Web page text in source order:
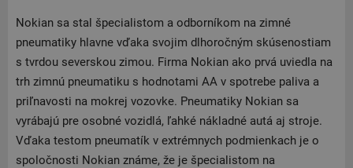
Nokian sa stal špecialistom a odborníkom na zimné
pneumatiky hlavne vďaka svojim dlhoročným skúsenostiam
s tvrdou severskou zimou. Firma Nokian ako prvá uviedla na
trh zimnú pneumatiku s hodnotami AA v spotrebe paliva a
priľnavosti na mokrej vozovke. Pneumatiky Nokian sa
vyrábajú pre osobné vozidlá, ľahké nákladné autá aj stroje.
Vďaka testom pneumatík v extrémnych podmienkach je o
spoločnosti Nokian známe, že je špecialistom na